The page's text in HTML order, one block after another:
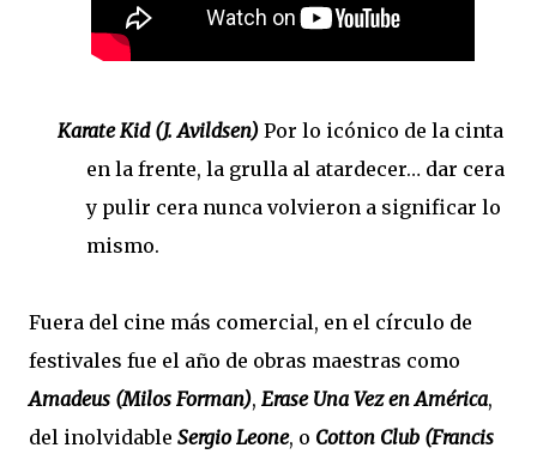
Karate Kid (J. Avildsen) Por lo icónico de la cinta
en la frente, la grulla al atardecer… dar cera
y pulir cera nunca volvieron a significar lo
mismo.
Fuera del cine más comercial, en el círculo de
festivales fue el año de obras maestras como
Amadeus (Milos Forman), Erase Una Vez en América,
del inolvidable Sergio Leone, o Cotton Club (Francis